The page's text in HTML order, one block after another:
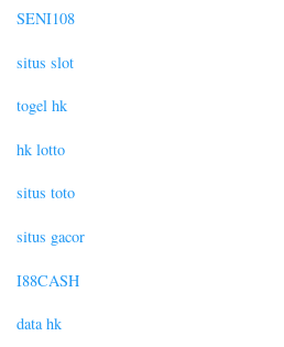
SENI108
situs slot
togel hk
hk lotto
situs toto
situs gacor
I88CASH
data hk